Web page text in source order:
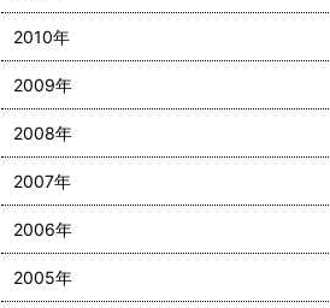
2010年
2009年
2008年
2007年
2006年
2005年